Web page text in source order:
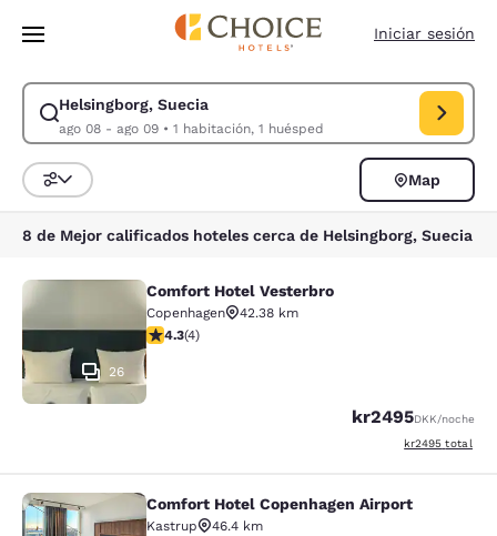
Pasar A Contenido Principal
Iniciar sesión
Helsingborg, Suecia
ago 08 - ago 09• 1 habitación, 1 huésped
Modificar la búsqueda de Helsingborg, Suecia. Fecha de check-in ago
Ordenar y filtrar
Map
8 de Mejor calificados hoteles cerca de Helsingborg, Suecia
Comfort Hotel Vesterbro
26
Comfort Hotel Vesterbro
Copenhagen
42.38 km
calificación de 4.25 estrellas. Excelente. 4 reseñas
4.3(4)
kr2495DKK/noche
Ver detalles del
kr2495 total
Comfort Hotel Copenhagen Airport
Comfort Hotel Copenhagen Airport
Kastrup
46.4 km